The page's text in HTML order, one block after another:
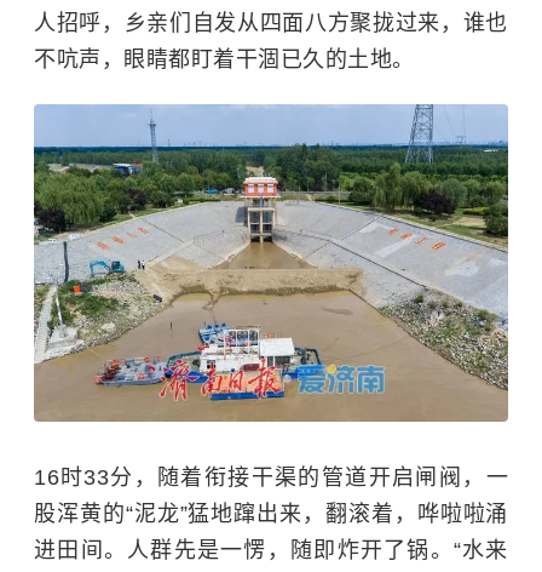
人招呼，乡亲们自发从四面八方聚拢过来，谁也
不吭声，眼睛都盯着干涸已久的土地。
16时33分，随着衔接干渠的管道开启闸阀，一
股浑黄的“泥龙”猛地蹿出来，翻滚着，哗啦啦涌
进田间。人群先是一愣，随即炸开了锅。“水来